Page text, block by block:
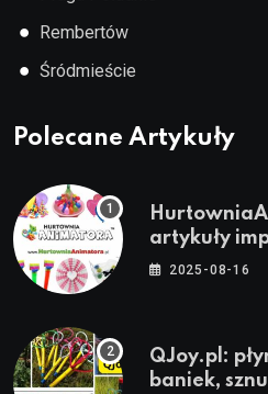
● Rembertów
● Śródmieście
Polecane Artykuły
artykuły
stroje i
2025-08-16
QJoy.pl:
baniek,